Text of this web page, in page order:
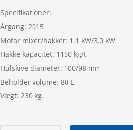
Specifikationer:
Årgang: 2015
Motor mixer/hakker: 1,1 kW/3,0 kW
Hakke kapacitet: 1150 kg/t
Hulskive diameter: 100/98 mm
Beholder volume: 80 L
Vægt: 230 kg.